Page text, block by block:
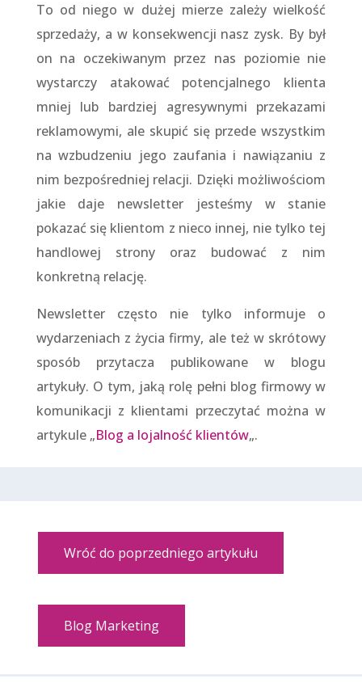
To od niego w dużej mierze zależy wielkość
sprzedaży, a w konsekwencji nasz zysk. By był
on na oczekiwanym przez nas poziomie nie
wystarczy atakować potencjalnego klienta
mniej lub bardziej agresywnymi przekazami
reklamowymi, ale skupić się przede wszystkim
na wzbudzeniu jego zaufania i nawiązaniu z
nim bezpośredniej relacji. Dzięki możliwościom
jakie daje newsletter jesteśmy w stanie
pokazać się klientom z nieco innej, nie tylko tej
handlowej strony oraz budować z nim
konkretną relację.
Newsletter często nie tylko informuje o
wydarzeniach z życia firmy, ale też w skrótowy
sposób przytacza publikowane w blogu
artykuły. O tym, jaką rolę pełni blog firmowy w
komunikacji z klientami przeczytać można w
artykule „Blog a lojalność klientów„.
Wróć do poprzedniego artykułu
Blog Marketing